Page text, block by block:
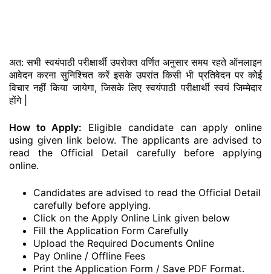
अत: सभी स्वयंपाठी परीक्षार्थी उपरोक्त वर्णित अनुसार समय रहते ऑनलाइन
आवेदन करना सुनिश्चित करें इसके उपरांत किसी भी प्रतिवेदन पर कोई
विचार नहीं किया जायेगा, जिसके लिए स्वयंपाठी परीक्षार्थी स्वयं जिम्मेदार
होंगे |
How to Apply: Eligible candidate can apply online
using given link below. The applicants are advised to
read the Official Detail carefully before applying
online.
Candidates are advised to read the Official Detail
carefully before applying.
Click on the Apply Online Link given below
Fill the Application Form Carefully
Upload the Required Documents Online
Pay Online / Offline Fees
Print the Application Form / Save PDF Format.